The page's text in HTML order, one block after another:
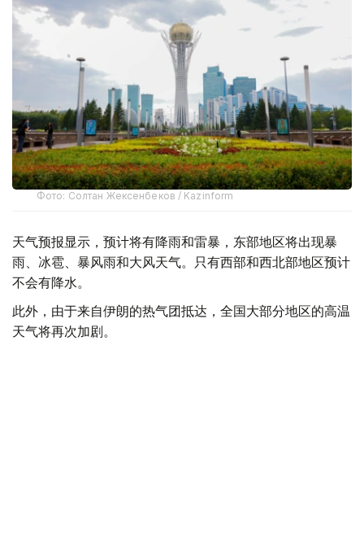
Фото: Солтан Жексенбеков / Kazinform
天气预报显示，预计将有降雨和雷暴，东部地区将出现暴
雨、冰雹、暴风雨和大风天气。只有西部和西北部地区预计
不会有降水。
此外，由于来自伊朗的热气团抵达，全国大部分地区的高温
天气将再次加剧。